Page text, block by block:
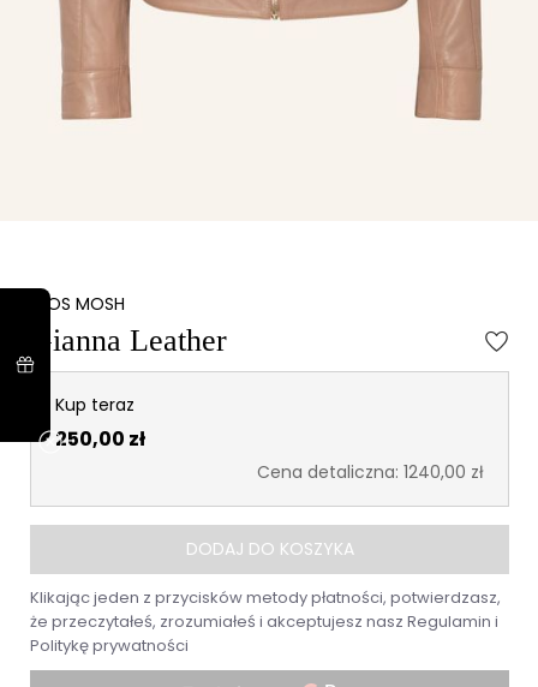
MOS MOSH
Gianna Leather
Kup teraz
250,00 zł
Cena detaliczna: 1240,00 zł
DODAJ DO KOSZYKA
Klikając jeden z przycisków metody płatności, potwierdzasz,
że przeczytałeś, zrozumiałeś i akceptujesz nasz Regulamin i
Politykę prywatności